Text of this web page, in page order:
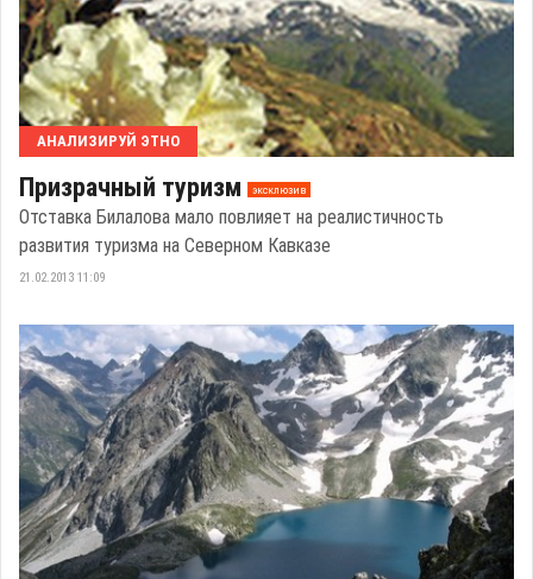
АНАЛИЗИРУЙ ЭТНО
Призрачный туризм эксклюзив
Отставка Билалова мало повлияет на реалистичность
развития туризма на Северном Кавказе
21.02.2013 11:09